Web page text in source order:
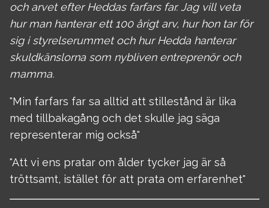
och arvet efter Heddas farfars far. Jag vill veta
hur man hanterar ett 100 årigt arv, hur hon tar för
sig i styrelserummet och hur Hedda hanterar
skuldkänslorna som nybliven entreprenör och
mamma.
"Min farfars far sa alltid att stillestånd är lika
med tillbakagång och det skulle jag säga
representerar mig också"
"Att vi ens pratar om ålder tycker jag är så
tröttsamt, istället för att prata om erfarenhet"